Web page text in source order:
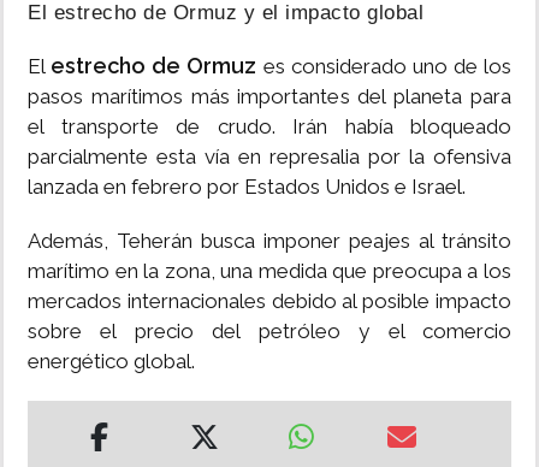
El estrecho de Ormuz y el impacto global
El estrecho de Ormuz es considerado uno de los
pasos marítimos más importantes del planeta para
el transporte de crudo. Irán había bloqueado
parcialmente esta vía en represalia por la ofensiva
lanzada en febrero por Estados Unidos e Israel.
Además, Teherán busca imponer peajes al tránsito
marítimo en la zona, una medida que preocupa a los
mercados internacionales debido al posible impacto
sobre el precio del petróleo y el comercio
energético global.